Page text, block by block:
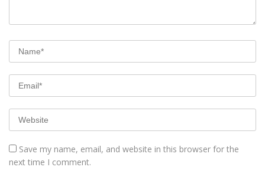
Save my name, email, and website in this browser for the
next time I comment.